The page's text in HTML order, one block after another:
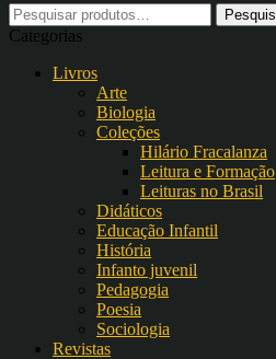
Pesquisar
por:
Categorias
Livros
Arte
Biologia
Coleções
Hilário Fracalanza
Leitura e Formação
Leituras no Brasil
Didáticos
Educação Infantil
História
Infanto juvenil
Pedagogia
Poesia
Sociologia
Revistas